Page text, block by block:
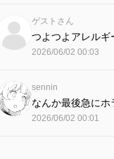
ゲストさん
つよつよアレル
2026/06/02 00:03
sennin
なんか最後急にホ
2026/06/02 00:01